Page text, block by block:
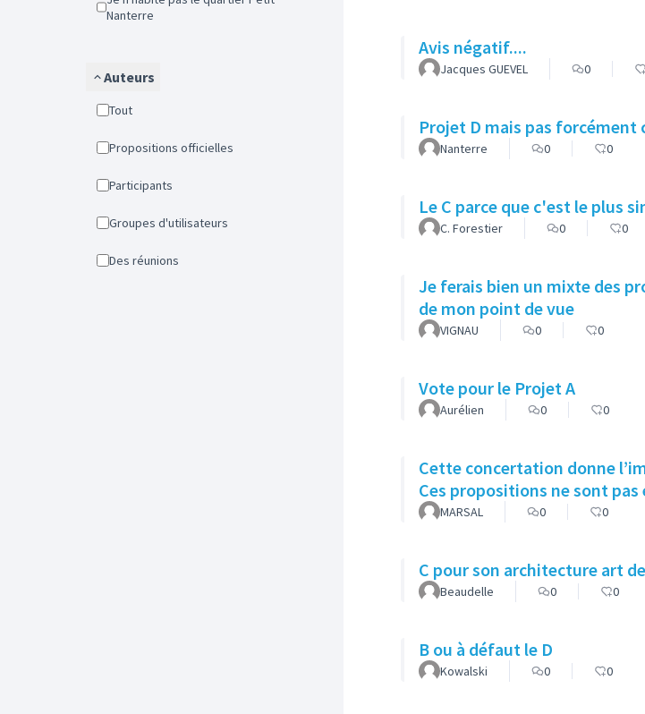
Nanterre
Auteurs
Tout
Propositions officielles
Participants
Groupes d'utilisateurs
Des réunions
Avis négatif....
Jacques GUEVEL 0
Projet D mais pas forcément
Nanterre 0 0
Le C parce que c'est le plus
C. Forestier 0 0
Je ferais bien un mixte des
de mon point de vue
VIGNAU 0 0
Vote pour le Projet A
Aurélien 0 0
Cette concertation donne
Ces propositions ne sont
MARSAL 0 0
C pour son architecture art
Beaudelle 0 0
B ou à défaut le D
Kowalski 0 0